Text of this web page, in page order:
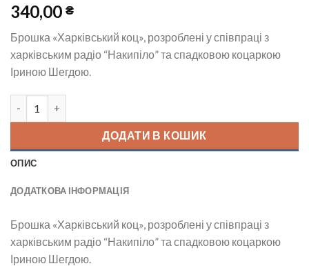
340,00 ₴
Брошка «Харківський коц», розроблені у співпраці з
харківським радіо “Накипіло” та спадковою коцаркою
Іриною Шегдою.
ДОДАТИ В КОШИК
ОПИС
ДОДАТКОВА ІНФОРМАЦІЯ
Брошка «Харківський коц», розроблені у співпраці з
харківським радіо “Накипіло” та спадковою коцаркою
Іриною Шегдою.